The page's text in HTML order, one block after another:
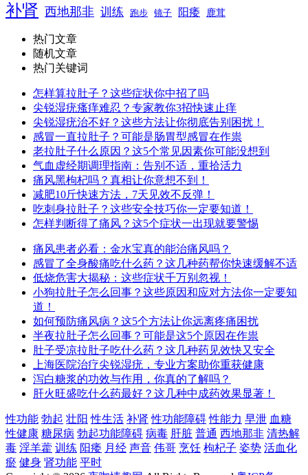
补肾 西地那非 训练 跑步 镜子 阳痿 鹿茸
热门文章
随机文章
热门关键词
怎样算拉肚子？这些症状你中招了吗
尖锐湿疣瘙痒难忍？专家教你3招快速止痒
尖锐湿疣治不好？这些方法让你彻底告别困扰！
感冒一直拉肚子？可能是肠胃型感冒在作祟
老拉肚子什么原因？这5个常见因素你可能没想到
气血虚经期调理指南：告别不适，重拾活力
痛风黑枸杞吗？真相让你意想不到！
减肥10斤快速方法，7天见效不反弹！
吃刺身拉肚子？这些安全技巧你一定要知道！
怎样判断得了痛风？这5个症状一出现就要警惕
痛风患者必看：金水宝真的能治痛风吗？
感冒了全身酸痛吃什么药？这几种药帮你快速缓解不适
低烧危害大揭秘：这些症状千万别忽视！
小狗拉肚子怎么回事？这些原因和应对方法你一定要知
道！
如何预防痛风病？这5个方法让你远离疼痛困扰
半夜拉肚子怎么回事？可能是这5个原因在作祟
肚子受凉拉肚子吃什么药？这几种药见效快又安全
上海医院治疗尖锐湿疣，专业方案助你重获健康
泻白糖浆的功效与作用，你真的了解吗？
肝火旺盛吃什么药最好？这几种中成药效果显著！
性功能 勃起 壮阳 性生活 补肾 性功能障碍 性能力 早泄 血糖
性健康 糖尿病 勃起功能障碍 病毒 肝脏 普通 西地那非 清热解
毒 淫羊藿 训练 阳痿 月经 声音 伟哥 烹饪 枸杞子 姿势 活血化
瘀 健身 肾功能 平时